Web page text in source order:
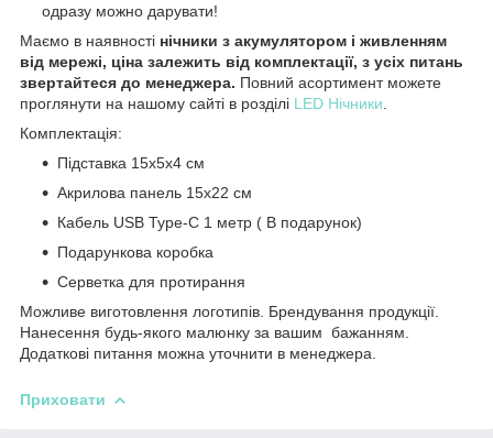
одразу можно дарувати!
Маємо в наявності нічники з акумулятором і живленням
від мережі, ціна залежить від комплектації, з усіх питань
звертайтеся до менеджера. Повний асортимент можете
проглянути на нашому сайті в розділі LED Нічники
Комплектація:
Підставка 15х5х4 см
Акрилова панель 15х22 см
Кабель USB Type-C 1 метр ( В подарунок)
Подарункова коробка
Серветка для протирання
Можливе виготовлення логотипів. Брендування продукції.
Нанесення будь-якого малюнку за вашим бажанням.
Додаткові питання можна уточнити в менеджера.
Приховати